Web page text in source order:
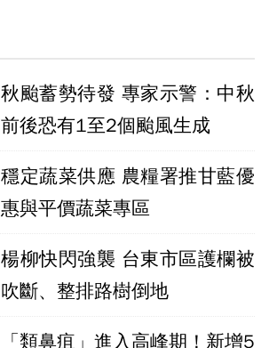
秋颱蓄勢待發 專家示警：中秋
前後恐有1至2個颱風生成
穩定蔬菜供應 農糧署推甘藍優
惠與平價蔬菜專區
楊柳快閃強襲 台東市區護欄被
吹斷、整排路樹倒地
「類鼻疽」進入高峰期！新增5